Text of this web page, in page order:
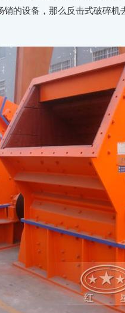
的设备，那么反击式破碎